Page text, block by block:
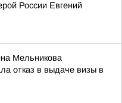
России Евгений
Мельникова
отказ в выдаче визы в